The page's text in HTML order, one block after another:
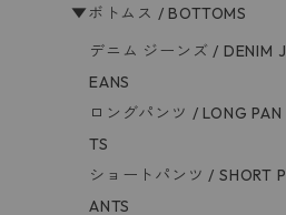
▼ボトムス / BOTTOMS
デニム ジーンズ / DENIM J
EANS
ロングパンツ / LONG PAN
TS
ショートパンツ / SHORT P
ANTS